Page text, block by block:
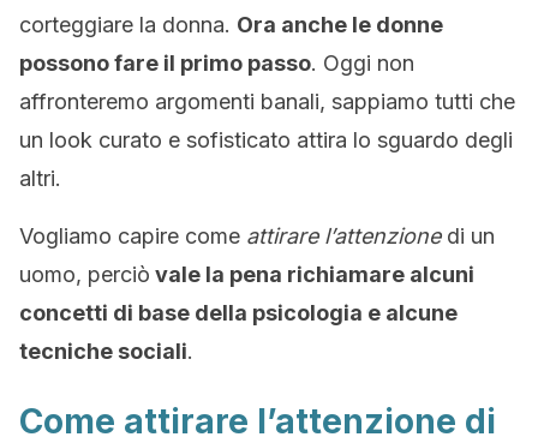
corteggiare la donna. Ora anche le donne
possono fare il primo passo. Oggi non
affronteremo argomenti banali, sappiamo tutti che
un look curato e sofisticato attira lo sguardo degli
altri.
Vogliamo capire come attirare l’attenzionedi un
uomo, perciò vale la pena richiamare alcuni
concetti di base della psicologia e alcune
tecniche sociali.
Come attirare l’attenzione di